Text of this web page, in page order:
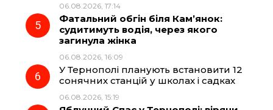
06.08.2026, 17:14
Фатальний обгін біля Кам’янок:
судитимуть водія, через якого
загинула жінка
06.08.2026, 16:09
У Тернополі планують встановити 12
сонячних станцій у школах і садках
06.08.2026, 15:19